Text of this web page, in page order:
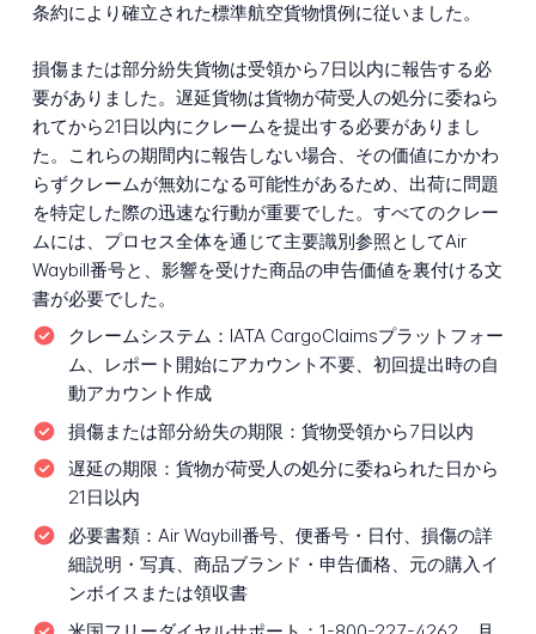
条約により確立された標準航空貨物慣例に従いました。
損傷または部分紛失貨物は受領から7日以内に報告する必
要がありました。遅延貨物は貨物が荷受人の処分に委ねら
れてから21日以内にクレームを提出する必要がありまし
た。これらの期間内に報告しない場合、その価値にかかわ
らずクレームが無効になる可能性があるため、出荷に問題
を特定した際の迅速な行動が重要でした。すべてのクレー
ムには、プロセス全体を通じて主要識別参照としてAir
Waybill番号と、影響を受けた商品の申告価値を裏付ける文
書が必要でした。
クレームシステム： IATA CargoClaimsプラットフォー
ム、レポート開始にアカウント不要、初回提出時の自
動アカウント作成
損傷または部分紛失の期限： 貨物受領から7日以内
遅延の期限： 貨物が荷受人の処分に委ねられた日から
21日以内
必要書類： Air Waybill番号、便番号・日付、損傷の詳
細説明・写真、商品ブランド・申告価格、元の購入イ
ンボイスまたは領収書